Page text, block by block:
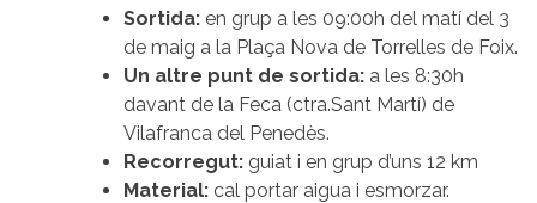
Sortida: en grup a les 09:00h del matí del 3
de maig a la Plaça Nova de Torrelles de Foix.
Un altre punt de sortida: a les 8:30h
davant de la Feca (ctra.Sant Martí) de
Vilafranca del Penedès.
Recorregut: guiat i en grup d’uns 12 km
Material: cal portar aigua i esmorzar.